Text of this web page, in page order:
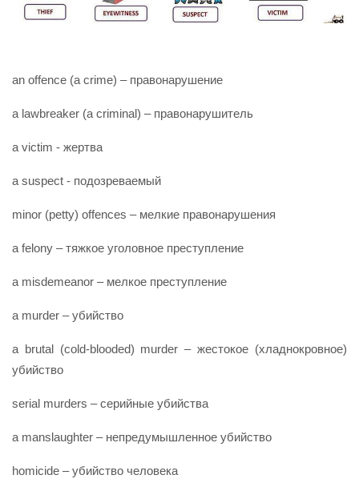
an offence (a crime) – правонарушение
a lawbreaker (a criminal) – правонарушитель
a victim - жертва
a suspect - подозреваемый
minor (petty) offences – мелкие правонарушения
a felony – тяжкое уголовное преступление
a misdemeanor – мелкое преступление
a murder – убийство
a brutal (cold-blooded) murder – жестокое (хладнокровное)
убийство
serial murders – серийные убийства
a manslaughter – непредумышленное убийство
homicide – убийство человека